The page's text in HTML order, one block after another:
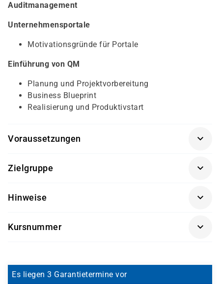
Auditmanagement
Unternehmensportale
Motivationsgründe für Portale
Einführung von QM
Planung und Projektvorbereitung
Business Blueprint
Realisierung und Produktivstart
Voraussetzungen
Zielgruppe
Qualitätsmanagements
Hinweise
Kursnummer
Es liegen 3 Garantietermine vor